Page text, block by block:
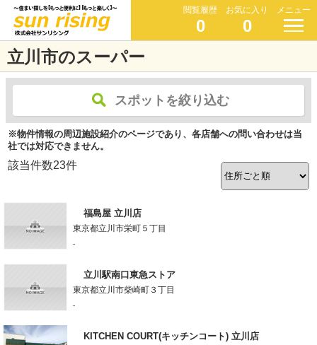
閲覧履歴
0
お気に入り
0
メニュー
立川市のスーパー
スポットを絞り込む
※物件情報の周辺施設紹介のページであり、各店舗への問い合わせは当
社では対応できません。
該当件数23件
福島屋 立川店
東京都立川市栄町５丁目
-
立川駅南口東急ストア
東京都立川市柴崎町３丁目
-
KITCHEN COURT(キッチンコート) 立川店